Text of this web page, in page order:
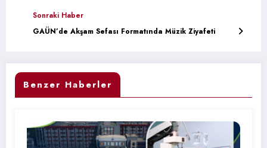
Sonraki Haber
GAÜN’de Akşam Sefası Formatında Müzik Ziyafeti
Benzer Haberler